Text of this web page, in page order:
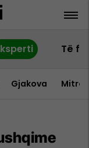
Të
Gjakova